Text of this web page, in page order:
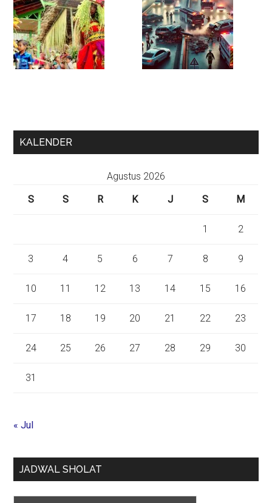
KALENDER
Agustus 2026
S
S R K J S M
1 2
3 4 5 6 7 8 9
10 11 12 13 14 15 16
17 18 19 20 21 22 23
24 25 26 27 28 29 30
31
« Jul
JADWAL SHOLAT